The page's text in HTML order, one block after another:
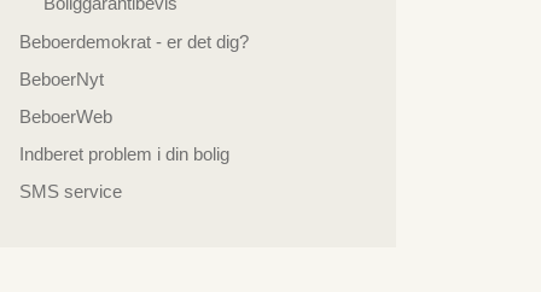
Beboerdemokrat - er det dig?
BeboerNyt
BeboerWeb
Indberet problem i din bolig
SMS service